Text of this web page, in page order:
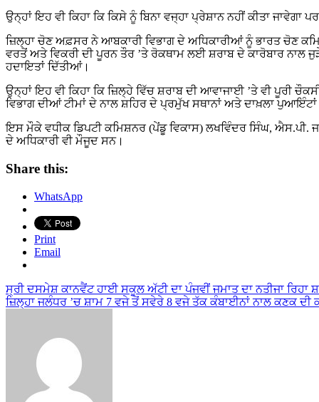
ਉਨ੍ਹਾਂ ਇਹ ਵੀ ਕਿਹਾ ਕਿ ਕਿਸੇ ਨੂੰ ਬਿਨਾ ਵਜ੍ਹਾ ਪ੍ਰੇਸ਼ਾਨ ਨਹੀਂ ਕੀਤਾ
ਜ਼ਿਲ੍ਹਾ ਚੋਣ ਅਫ਼ਸਰ ਨੇ ਆਬਕਾਰੀ ਵਿਭਾਗ ਦੇ ਅਧਿਕਾਰੀਆਂ ਨੂੰ ਭਾਰਤ ਚੋਣ
ਵਰਤੋਂ ਅਤੇ ਵਿਕਰੀ ਦੀ ਪੂਰਨ ਤੌਰ ’ਤੇ ਰੋਕਥਾਮ ਲਈ ਸ਼ਰਾਬ ਦੇ ਕਾਰੋਬਾਰ ਨਾਲ
ਹਦਾਇਤਾਂ ਦਿੱਤੀਆਂ।
ਉਨ੍ਹਾਂ ਇਹ ਵੀ ਕਿਹਾ ਕਿ ਜ਼ਿਲ੍ਹੇ ਵਿੱਚ ਸ਼ਰਾਬ ਦੀ ਆਵਾਜਾਈ ’ਤੇ ਵੀ ਪੂਰੀ
ਵਿਭਾਗ ਦੀਆਂ ਟੀਮਾਂ ਦੇ ਨਾਲ ਸ਼ਹਿਰ ਦੇ ਪ੍ਰਮੁੱਖ ਸਥਾਨਾਂ ਅਤੇ ਦਾਖ਼ਲਾ ਪੁਆਇੰਟਾਂ
ਇਸ ਮੌਕੇ ਵਧੀਕ ਡਿਪਟੀ ਕਮਿਸ਼ਨਰ (ਪੇਂਡੂ ਵਿਕਾਸ) ਲਖਵਿੰਦਰ ਸਿੰਘ, ਐਸ.ਪੀ.
ਦੇ ਅਧਿਕਾਰੀ ਵੀ ਮੌਜੂਦ ਸਨ।
Share this:
WhatsApp
Print
Email
Post
navigation
ਸ੍ਰੀ ਦਸਮੇਸ਼ ਕਾਨਵੈਂਟ ਹਾਈ ਸਕੂਲ ਅੱਟੀ ਦਾ ਪੰਜਵੀਂ ਜਮਾਤ ਦਾ ਨਤੀਜਾ ਰਿਹਾ
ਜ਼ਿਲ੍ਹਾ ਜਲੰਧਰ ’ਚ ਸ਼ਾਮ 7 ਵਜੇ ਤੋਂ ਸਵੇਰੇ 8 ਵਜੇ ਤੱਕ ਕੰਬਾਈਨਾਂ ਨਾਲ ਕਣਕ ਦੀ